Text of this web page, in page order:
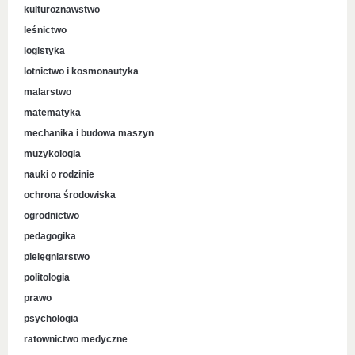
kulturoznawstwo
leśnictwo
logistyka
lotnictwo i kosmonautyka
malarstwo
matematyka
mechanika i budowa maszyn
muzykologia
nauki o rodzinie
ochrona środowiska
ogrodnictwo
pedagogika
pielęgniarstwo
politologia
prawo
psychologia
ratownictwo medyczne